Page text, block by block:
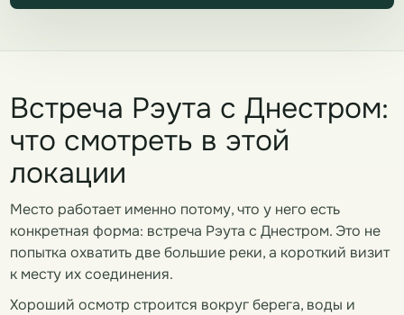
Встреча Рэута с Днестром:
что смотреть в этой
локации
Место работает именно потому, что у него есть
конкретная форма: встреча Рэута с Днестром. Это не
попытка охватить две большие реки, а короткий визит
к месту их соединения.
Хороший осмотр строится вокруг берега, воды и